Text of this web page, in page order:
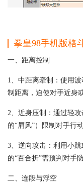
拳皇98手机版格
一、距离控制
1、中距离牵制：使用
制距离，迫使对手近身
2、近身压制：通过轻
的“屑风”）限制对手行
3、逆向攻击：利用小
的“百合折”需预判对手
二、连段与浮空